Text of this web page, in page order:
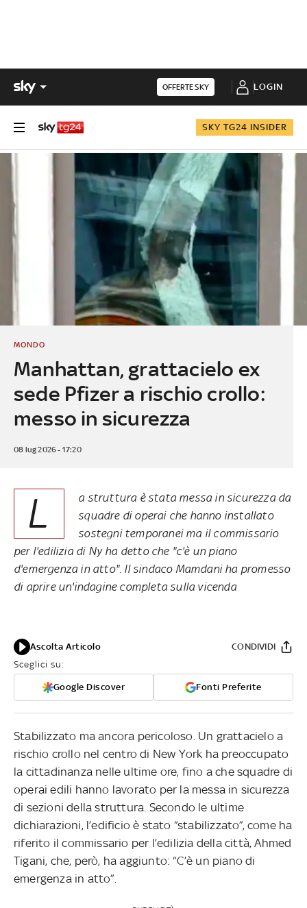
OFFERTE SKY LOGIN
SKY TG24 INSIDER
Manhattan, grattacielo ex
sede Pfizer a rischio crollo:
messo in sicurezza
MONDO
08 lug 2026 - 17:20
L
a struttura è stata messa in sicurezza da
squadre di operai che hanno installato
sostegni temporanei ma il commissario
per l'edilizia di Ny ha detto che "c'è un piano
d'emergenza in atto". Il sindaco Mamdani ha promesso
di aprire un'indagine completa sulla vicenda
Ascolta Articolo
Sceglici su:
Google Discover Fonti Preferite
CONDIVIDI
Stabilizzato ma ancora pericoloso. Un grattacielo a
rischio crollo nel centro di New York ha preoccupato
la cittadinanza nelle ultime ore, fino a che squadre di
operai edili hanno lavorato per la messa in sicurezza
di sezioni della struttura. Secondo le ultime
dichiarazioni, l’edificio è stato “stabilizzato”, come ha
riferito il commissario per l’edilizia della città, Ahmed
Tigani, che, però, ha aggiunto: “C’è un piano di
emergenza in atto”.